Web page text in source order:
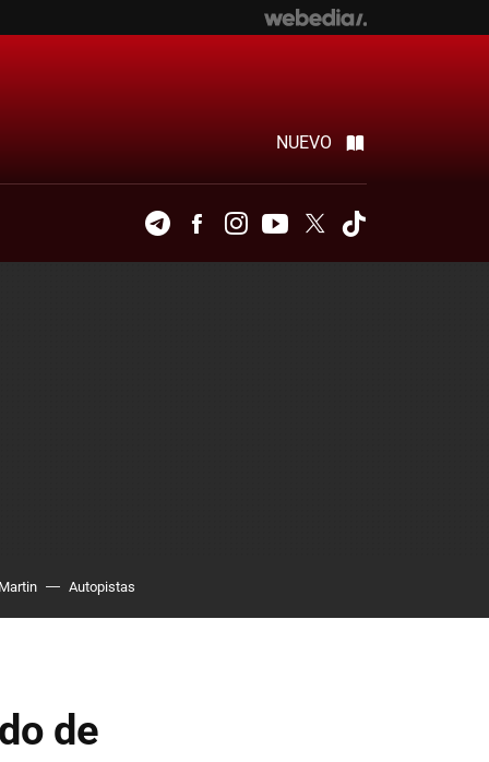
NUEVO
TelegramFacebookInstagramYoutubeTwitter
Autopistas
de